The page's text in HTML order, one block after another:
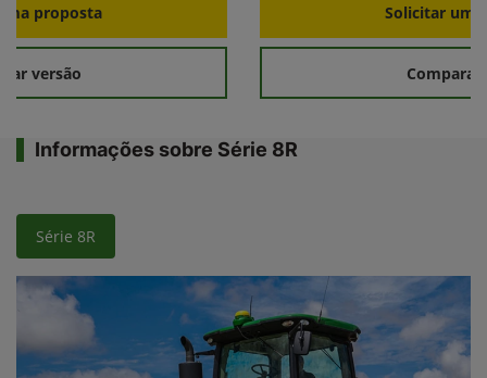
proposta
versão
Solicitar
Comparar
Informações sobre Série 8R
Série 8R